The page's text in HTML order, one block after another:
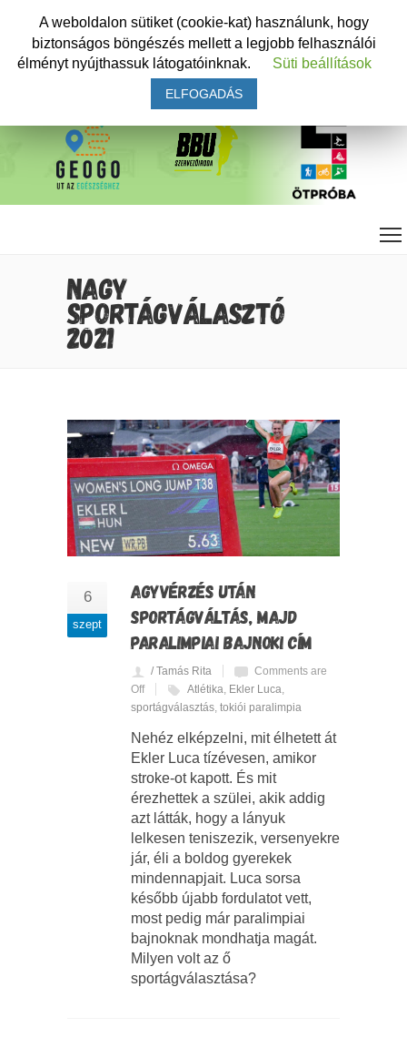
NAGY
SPORTÁGVÁLASZTÓ
2021
6
szept
AGYVÉRZÉS UTÁN
SPORTÁGVÁLTÁS, MAJD
PARALIMPIAI BAJNOKI CÍM
/ Tamás Rita
Comments are
Off
Atlétika, Ekler Luca,
sportágválasztás, tokiói paralimpia
Nehéz elképzelni, mit élhetett át
Ekler Luca tízévesen, amikor
stroke-ot kapott. És mit
érezhettek a szülei, akik addig
azt látták, hogy a lányuk
lelkesen teniszezik, versenyekre
jár, éli a boldog gyerekek
mindennapjait. Luca sorsa
később újabb fordulatot vett,
most pedig már paralimpiai
bajnoknak mondhatja magát.
Milyen volt az ő
sportágválasztása?
A weboldalon sütiket (cookie-kat) használunk, hogy
biztonságos böngészés mellett a legjobb felhasználói
élményt nyújthassuk látogatóinknak.
Süti beállítások
ELFOGADÁS